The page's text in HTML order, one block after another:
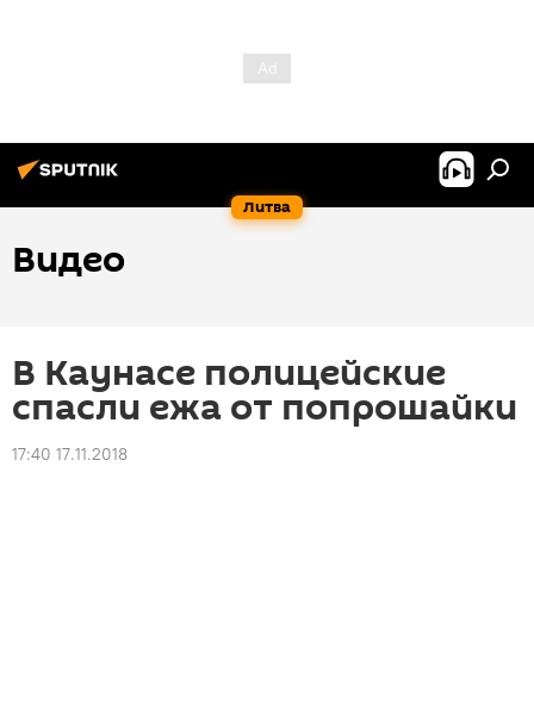
Литва
Видео
В Каунасе полицейские
спасли ежа от попрошайки
17:40 17.11.2018